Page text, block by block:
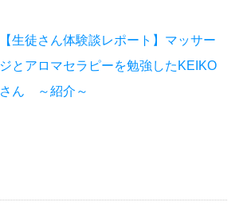
【生徒さん体験談レポート】マッサー
ジとアロマセラピーを勉強したKEIKO
さん ～紹介～